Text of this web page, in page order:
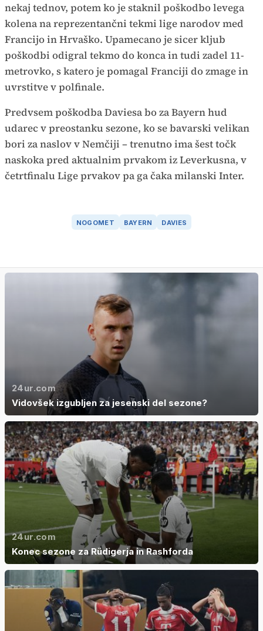
nekaj tednov, potem ko je staknil poškodbo levega
kolena na reprezentančni tekmi lige narodov med
Francijo in Hrvaško. Upamecano je sicer kljub
poškodbi odigral tekmo do konca in tudi zadel 11-
metrovko, s katero je pomagal Franciji do zmage in
uvrstitve v polfinale.
Predvsem poškodba Daviesa bo za Bayern hud
udarec v preostanku sezone, ko se bavarski velikan
bori za naslov v Nemčiji – trenutno ima šest točk
naskoka pred aktualnim prvakom iz Leverkusna, v
četrtfinalu Lige prvakov pa ga čaka milanski Inter.
NOGOMET BAYERN DAVIES
24ur.com
Vidovšek izgubljen za jesenski del sezone?
24ur.com
Konec sezone za Rüdigerja in Rashforda